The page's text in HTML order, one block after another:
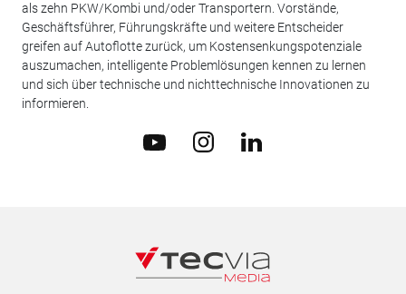
als zehn PKW/Kombi und/oder Transportern. Vorstände,
Geschäftsführer, Führungskräfte und weitere Entscheider
greifen auf Autoflotte zurück, um Kostensenkungspotenziale
auszumachen, intelligente Problemlösungen kennen zu lernen
und sich über technische und nichttechnische Innovationen zu
informieren.